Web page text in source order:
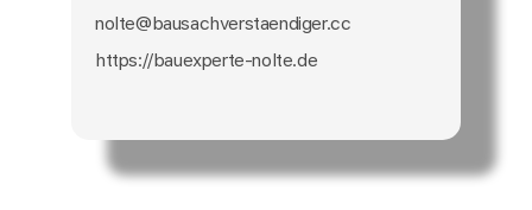
nolte@bausachverstaendiger.cc
https://bauexperte-nolte.de